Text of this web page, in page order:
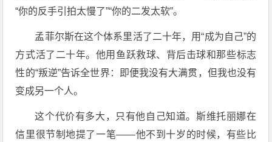
“你的反手引拍太慢了”“你的二发太软”。
孟菲尔斯在这个体系里活了二十年，用“成为自己”的
方式活了二十年。他用鱼跃救球、背后击球和那些标志
性的“叛逆”告诉全世界：即便我没有大满贯，但我也没有
变成另一个人。
这个代价有多大，只有他自己知道。斯维托丽娜在
信里很节制地提了一笔——他不到十岁的时候，有些比